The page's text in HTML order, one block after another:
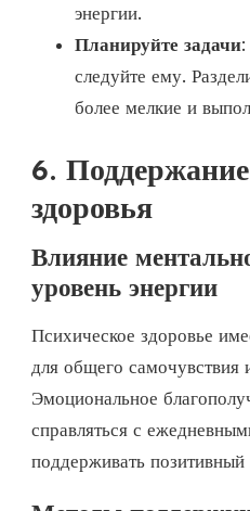
энергии.
Планируйте задачи
следуйте ему.
более мелкие и
6.
здоровья
Влияние
уровень энергии
Психическое здоровье
для общего самочувствия
Эмоциональное
справляться с
поддерживать позитивный